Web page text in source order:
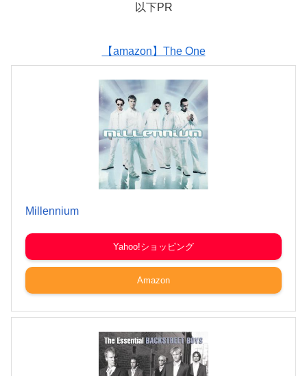
以下PR
【amazon】The One
Millennium
Yahoo!ショッピング
Amazon